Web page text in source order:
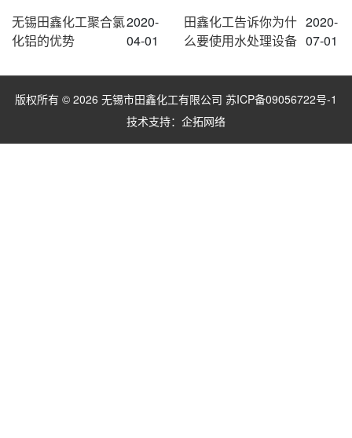
无锡田鑫化工聚合氯
化铝的优势
2020-
04-01
田鑫化工告诉你为什
么要使用水处理设备
2020-
07-01
版权所有 © 2026 无锡市田鑫化工有限公司 苏ICP备09056722号-1
技术支持： 企拓网络